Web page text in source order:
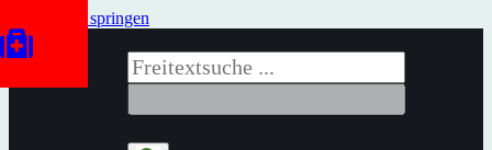
Zum Inhalt springen